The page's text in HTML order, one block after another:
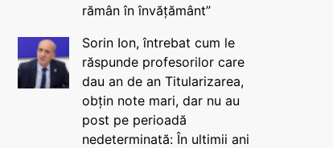
rămân în învățământ”
Sorin Ion, întrebat cum le
răspunde profesorilor care
dau an de an Titularizarea,
obțin note mari, dar nu au
post pe perioadă
nedeterminată: În ultimii ani